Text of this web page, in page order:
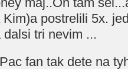
postrelili 5x.
tri nevim ...
fan tak dete na